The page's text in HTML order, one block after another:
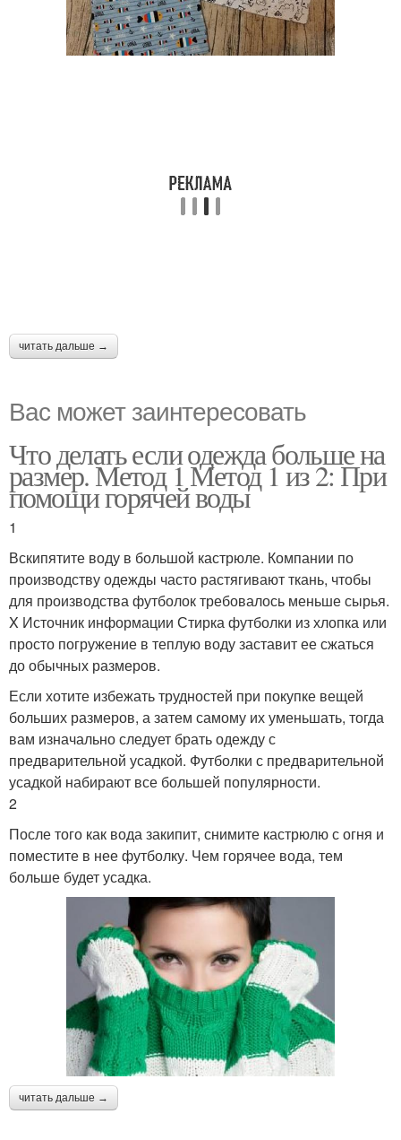
читать дальше →
Вас может заинтересовать
Что делать если одежда больше на
размер. Метод 1 Метод 1 из 2: При
помощи горячей воды
1
Вскипятите воду в большой кастрюле. Компании по
производству одежды часто растягивают ткань, чтобы
для производства футболок требовалось меньше сырья.
X Источник информации Стирка футболки из хлопка или
просто погружение в теплую воду заставит ее сжаться
до обычных размеров.
Если хотите избежать трудностей при покупке вещей
больших размеров, а затем самому их уменьшать, тогда
вам изначально следует брать одежду с
предварительной усадкой. Футболки с предварительной
усадкой набирают все большей популярности.
2
После того как вода закипит, снимите кастрюлю с огня и
поместите в нее футболку. Чем горячее вода, тем
больше будет усадка.
читать дальше →